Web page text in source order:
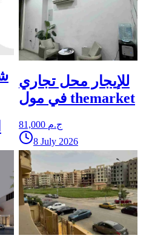
18 July 2026
للإيجار محل تجاري
في مول themarket
81,000 ج.م
8 July 2026